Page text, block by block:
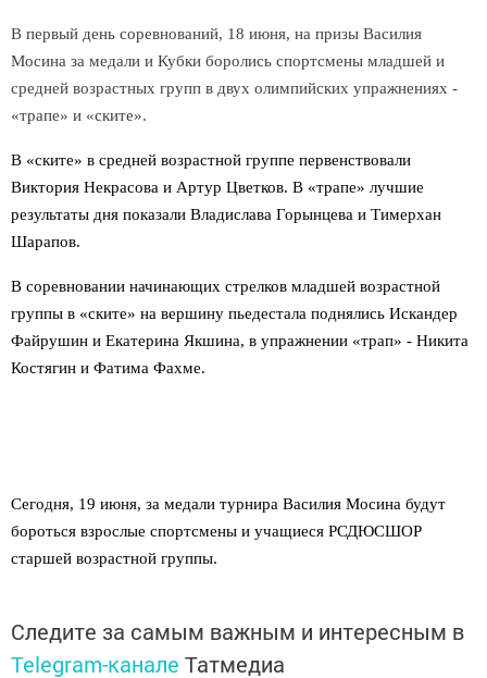
В первый день соревнований, 18 июня, на призы Василия
Мосина за медали и Кубки боролись спортсмены младшей и
средней возрастных групп в двух олимпийских упражнениях -
«трапе» и «ските».
В «ските» в средней возрастной группе первенствовали
Виктория Некрасова и Артур Цветков. В «трапе» лучшие
результаты дня показали Владислава Горынцева и Тимерхан
Шарапов.
В соревновании начинающих стрелков младшей возрастной
группы в «ските» на вершину пьедестала поднялись Искандер
Файрушин и Екатерина Якшина, в упражнении «трап» - Никита
Костягин и Фатима Фахме.
Сегодня, 19 июня, за медали турнира Василия Мосина будут
бороться взрослые спортсмены и учащиеся РСДЮСШОР
старшей возрастной группы.
Следите за самым важным и интересным в
Telegram-канале Татмедиа